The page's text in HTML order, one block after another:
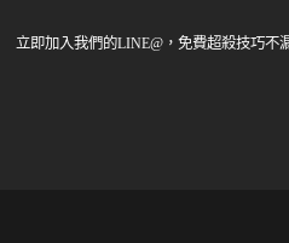
立即加入我們的LINE@，免費超殺技巧不